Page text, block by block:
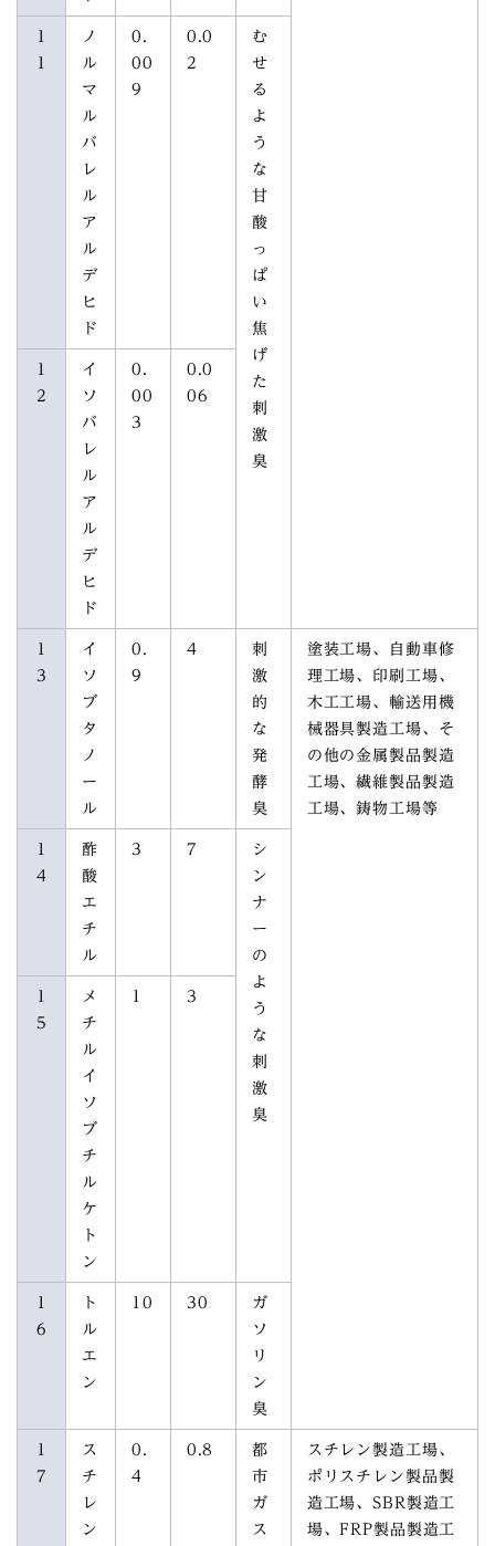
1
1
ノ
ル
マ
ル
バ
レ
ル
ア
ル
デ
ヒ
ド
0.
00
9
0.0
2
む
せ
る
よ
う
な
甘
酸
っ
ぱ
い
焦
げ
た
刺
激
臭
1
2
イ
ソ
バ
レ
ル
ア
ル
デ
ヒ
ド
0.
00
3
0.0
06
1
3
イ
ソ
ブ
タ
ノ
ー
ル
0.
9
4
刺
激
的
な
発
酵
臭
塗装工場、自動車修
理工場、印刷工場、
木工工場、輸送用機
械器具製造工場、そ
の他の金属製品製造
工場、繊維製品製造
工場、鋳物工場等
1
4
酢
酸
エ
チ
ル
3 7
シ
ン
ナ
ー
の
よ
う
な
刺
激
臭
1
5
メ
チ
ル
イ
ソ
ブ
チ
ル
ケ
ト
ン
1 3
1
6
ト
ル
エ
ン
10 30
ガ
ソ
リ
ン
臭
1
7
ス
チ
レ
ン
0.
4
0.8
都
市
ガ
ス
スチレン製造工場、
ポリスチレン製品製
造工場、SBR製造工
場、FRP製品製造工